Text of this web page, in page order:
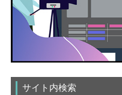
サイト内検索